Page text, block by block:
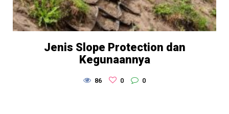
Jenis Slope Protection dan
Kegunaannya
86 0 0